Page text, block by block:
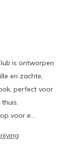
is ontworpen
en zachte,
perfect voor
voor e...